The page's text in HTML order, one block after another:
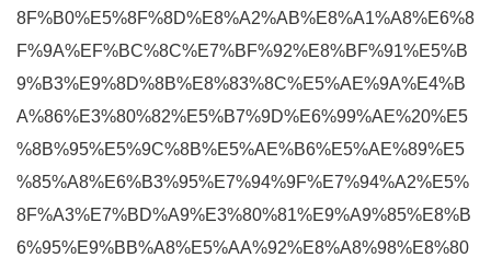
8F%B0%E5%8F%8D%E8%A2%AB%E8%A1%A8%E6%8
F%9A%EF%BC%8C%E7%BF%92%E8%BF%91%E5%B
9%B3%E9%8D%8B%E8%83%8C%E5%AE%9A%E4%B
A%86%E3%80%82%E5%B7%9D%E6%99%AE%20%E5
%8B%95%E5%9C%8B%E5%AE%B6%E5%AE%89%E5
%85%A8%E6%B3%95%E7%94%9F%E7%94%A2%E5%
8F%A3%E7%BD%A9%E3%80%81%E9%A9%85%E8%B
6%95%E9%BB%A8%E5%AA%92%E8%A8%98%E8%80